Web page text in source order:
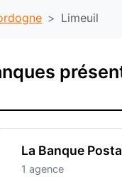
Limeuil
La Banque
1 agence